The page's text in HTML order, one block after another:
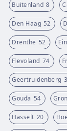
Buitenland 8
Den Haag 52
Drenthe 52
Flevoland 74
Geertruidenberg
Gouda 54
Hasselt 20